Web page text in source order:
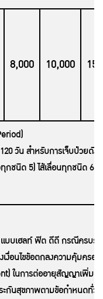
8,000 10,000
วัน สำหรับการเจ็บป่วยดั
ชนิด 5) ไส้เลื่อนทุกชนิด 6)
บบเฮลท์ ฟิต ดีดี กรณีครบร
นไขข้อตกลงความคุ้มครอ
ในการต่ออายุสัญญาเพิ่ม
ะกันสุขภาพตามข้อกำหนดทั่